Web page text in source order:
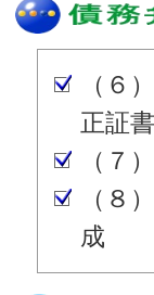
（６
正証
（７
（８
成